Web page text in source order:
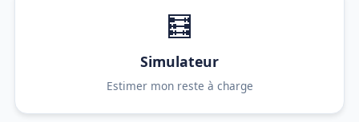
🧮
Simulateur
Estimer mon reste à charge